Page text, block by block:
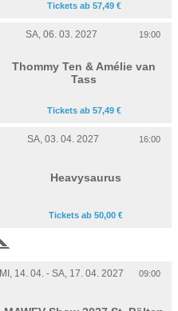
Tickets ab 57,49 €
SA, 06. 03. 2027 19:00
Thommy Ten & Amélie van
Tass
Tickets ab 57,49 €
SA, 03. 04. 2027 16:00
Heavysaurus
Tickets ab 50,00 €
MI, 14. 04. - SA, 17. 04. 2027 09:00